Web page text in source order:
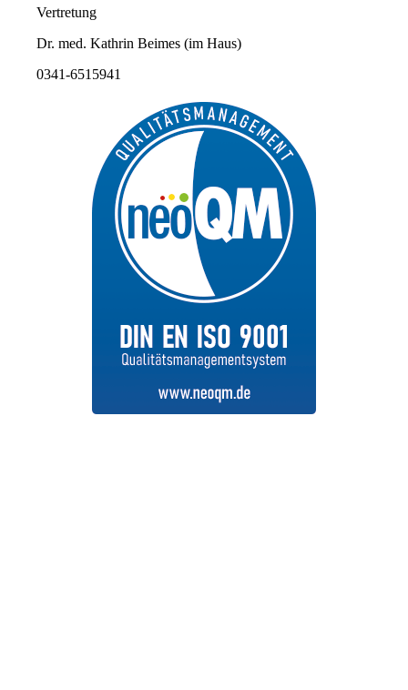
Vertretung
Dr. med. Kathrin Beimes (im Haus)
0341-6515941